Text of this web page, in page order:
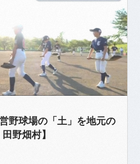
野球場の「土」を地元の
野畑村】